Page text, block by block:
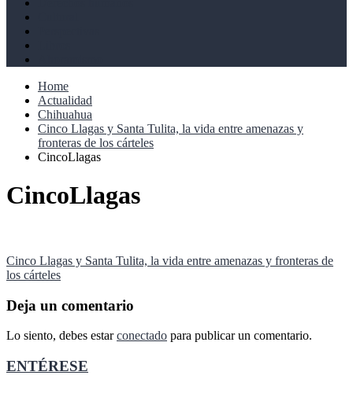
Home
Actualidad
Chihuahua
Cinco Llagas y Santa Tulita, la vida entre amenazas y
fronteras de los cárteles
CincoLlagas
CincoLlagas
Navegación
de
entradas
Cinco Llagas y Santa Tulita, la vida entre amenazas y fronteras de
los cárteles
Deja un comentario
Lo siento, debes estarconectado para publicar un comentario.
ENTÉRESE